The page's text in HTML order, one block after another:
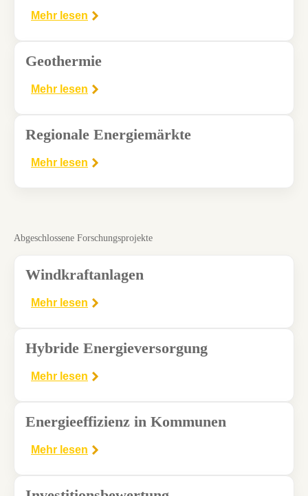
Mehr lesen
Geothermie
Mehr lesen
Regionale Energiemärkte
Mehr lesen
Abgeschlossene Forschungsprojekte
Windkraftanlagen
Mehr lesen
Hybride Energieversorgung
Mehr lesen
Energieeffizienz in Kommunen
Mehr lesen